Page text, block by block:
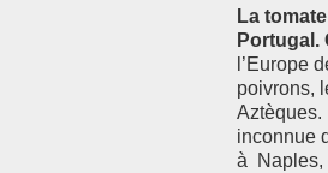
La
Portugal.
l’Europe
poivrons,
Aztèques.
inconnue
à Naples,